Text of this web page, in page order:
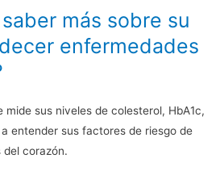
más sobre su
enfermedades
mide sus niveles de colesterol, HbA1c,
entender sus factores de riesgo de
del corazón.